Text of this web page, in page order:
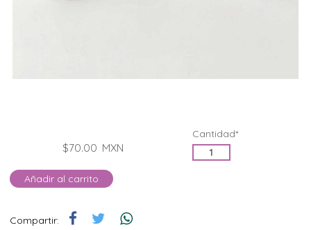
$70.00 MXN
Cantidad*
Añadir al carrito
Compartir: